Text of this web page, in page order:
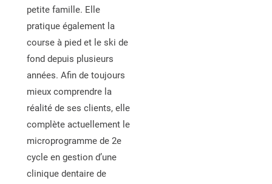
petite famille. Elle
pratique également la
course à pied et le ski de
fond depuis plusieurs
années. Afin de toujours
mieux comprendre la
réalité de ses clients, elle
complète actuellement le
microprogramme de 2e
cycle en gestion d’une
clinique dentaire de